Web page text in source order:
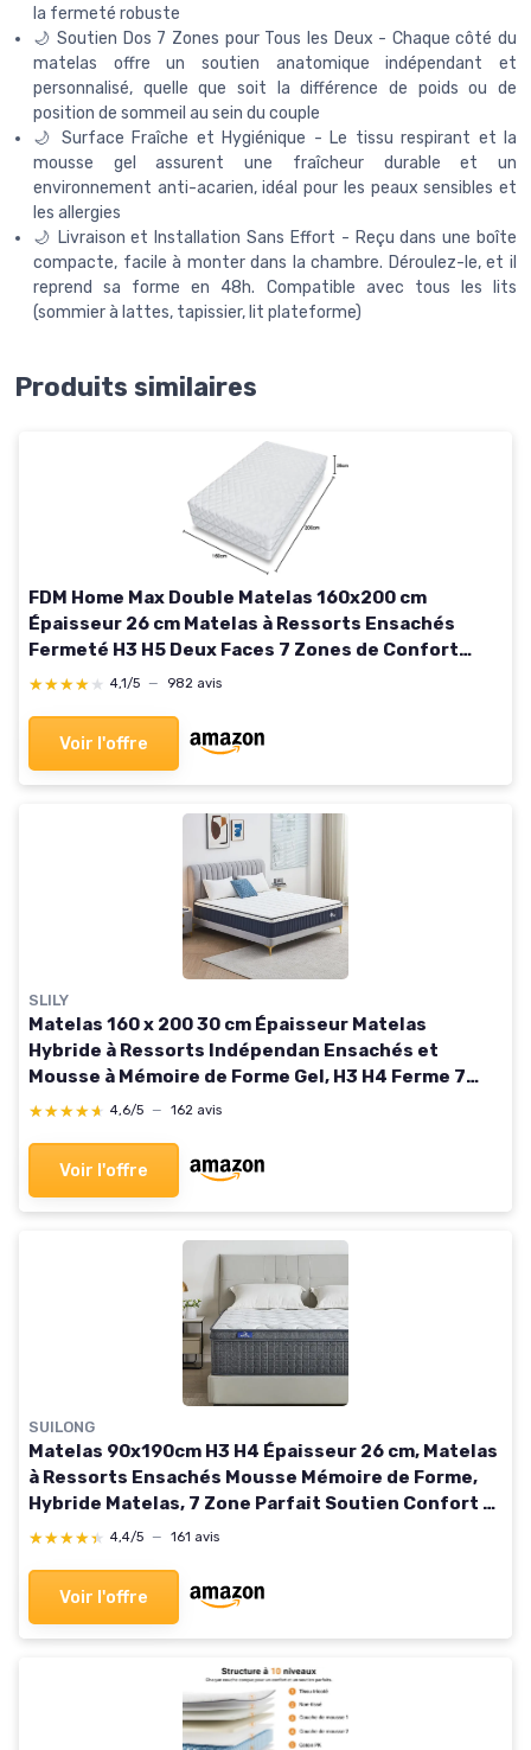
la fermeté robuste
🌙 Soutien Dos 7 Zones pour Tous les Deux - Chaque côté du
matelas offre un soutien anatomique indépendant et
personnalisé, quelle que soit la différence de poids ou de
position de sommeil au sein du couple
🌙 Surface Fraîche et Hygiénique - Le tissu respirant et la
mousse gel assurent une fraîcheur durable et un
environnement anti-acarien, idéal pour les peaux sensibles et
les allergies
🌙 Livraison et Installation Sans Effort - Reçu dans une boîte
compacte, facile à monter dans la chambre. Déroulez-le, et il
reprend sa forme en 48h. Compatible avec tous les lits
(sommier à lattes, tapissier, lit plateforme)
Produits similaires
FDM Home Max Double Matelas 160x200 cm
Épaisseur 26 cm Matelas à Ressorts Ensachés
Fermeté H3 H5 Deux Faces 7 Zones de Confort
Couche de Coco Housse Lavable Oeko-TEX
200 cm
★★★★★
★★★★★ 4,1/5 — 982 avis
Voir l'offre
SLILY
Matelas 160 x 200 30 cm Épaisseur Matelas
Hybride à Ressorts Indépendan Ensachés et
Mousse à Mémoire de Forme Gel, H3 H4 Ferme 7
Zones Confort Respirant pour Adulte, Oeko-tex
★★★★★
★★★★★ 4,6/5 — 162 avis
Voir l'offre
SUILONG
Matelas 90x190cm H3 H4 Épaisseur 26 cm, Matelas
à Ressorts Ensachés Mousse Mémoire de Forme,
Hybride Matelas, 7 Zone Parfait Soutien Confort -
Certifié Oeko-Tex 90x190cm-26cm
★★★★★
★★★★★ 4,4/5 — 161 avis
Voir l'offre